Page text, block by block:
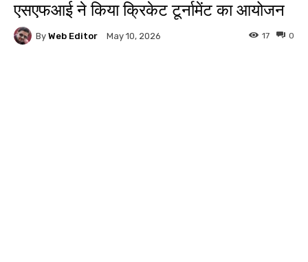
एसएफआई ने किया क्रिकेट टूर्नामेंट का आयोजन
By Web Editor May 10, 2026 0
17